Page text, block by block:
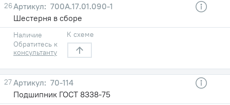
26
700А.17.01.090-1
Шестерня в сборе
Наличие
Обратитесь к
консультанту
К схеме
27
70-114
Подшипник ГОСТ 8338-75